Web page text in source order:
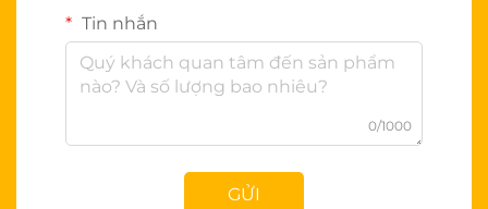
Tin nhắn
0/1000
GỬI